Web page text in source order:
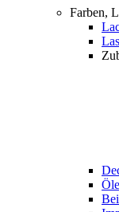
Farben,